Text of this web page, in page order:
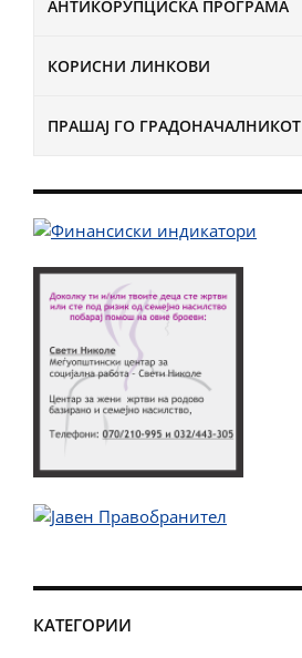
АНТИКОРУПЦИСКА ПРОГРАМА
КОРИСНИ ЛИНКОВИ
ПРАШАЈ ГО ГРАДОНАЧАЛНИКОТ
КАТЕГОРИИ